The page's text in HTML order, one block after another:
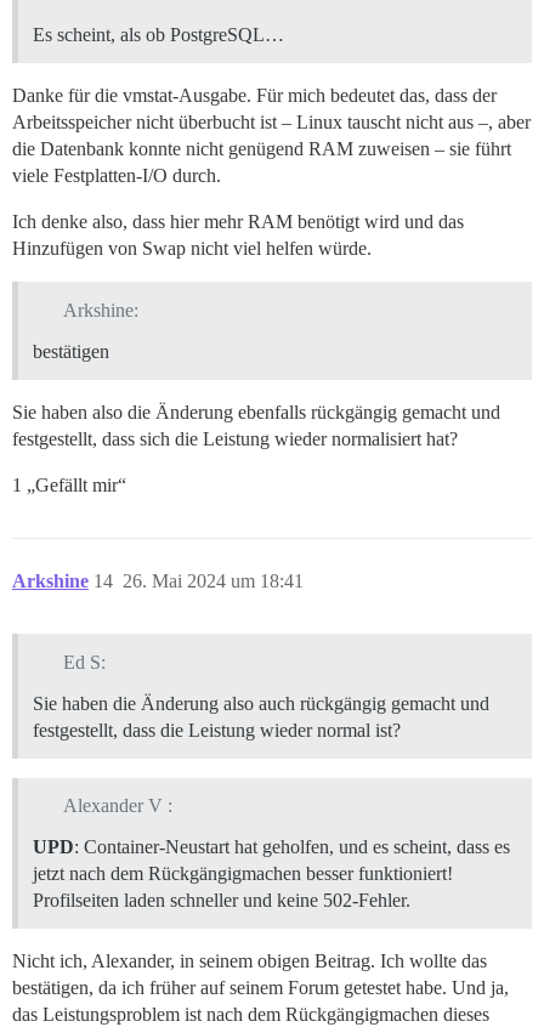
Es scheint, als ob PostgreSQL…
Danke für die vmstat-Ausgabe. Für mich bedeutet das, dass der
Arbeitsspeicher nicht überbucht ist – Linux tauscht nicht aus –, aber
die Datenbank konnte nicht genügend RAM zuweisen – sie führt
viele Festplatten-I/O durch.
Ich denke also, dass hier mehr RAM benötigt wird und das
Hinzufügen von Swap nicht viel helfen würde.
Arkshine:
bestätigen
Sie haben also die Änderung ebenfalls rückgängig gemacht und
festgestellt, dass sich die Leistung wieder normalisiert hat?
1 „Gefällt mir“
Arkshine 26. Mai 2024 um 18:41
14
Ed S:
Sie haben die Änderung also auch rückgängig gemacht und
festgestellt, dass die Leistung wieder normal ist?
Alexander V :
UPD: Container-Neustart hat geholfen, und es scheint, dass es
jetzt nach dem Rückgängigmachen besser funktioniert!
Profilseiten laden schneller und keine 502-Fehler.
Nicht ich, Alexander, in seinem obigen Beitrag. Ich wollte das
bestätigen, da ich früher auf seinem Forum getestet habe. Und ja,
das Leistungsproblem ist nach dem Rückgängigmachen dieses